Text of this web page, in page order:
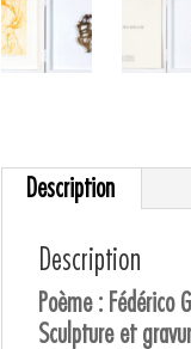
Description
Description
Poème : Fédérico
Sculpture et